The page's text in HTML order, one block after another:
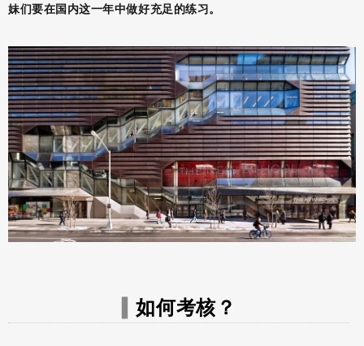
妹们要在国内这一年中做好充足的练习。
▍如何考核？